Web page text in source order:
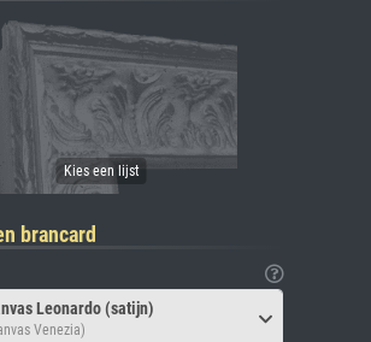
brancard
Leonardo (satijn)
Venezia)